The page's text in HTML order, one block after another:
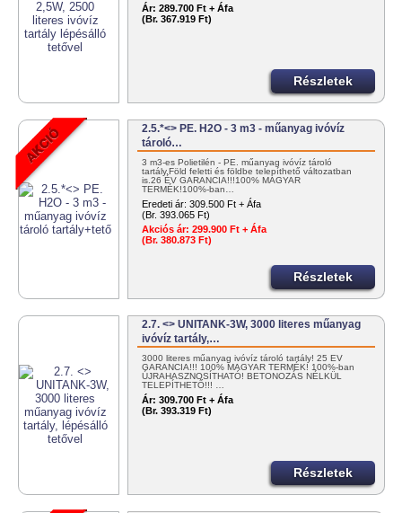
Ár: 289.700 Ft + Áfa
(Br. 367.919 Ft)
Részletek
2.5.*<> PE. H2O - 3 m3 - műanyag ivóvíz
tároló…
3 m3-es Polietilén - PE. műanyag ivóvíz tároló
tartály.Föld feletti és földbe telepíthető változatban
is.26 ÉV GARANCIA!!!100% MAGYAR
TERMÉK!100%-ban…
Eredeti ár: 309.500 Ft + Áfa
(Br. 393.065 Ft)
Akciós ár: 299.900 Ft + Áfa
(Br. 380.873 Ft)
Részletek
2.7. <> UNITANK-3W, 3000 literes műanyag
ivóvíz tartály,…
3000 literes műanyag ivóvíz tároló tartály! 25 ÉV
GARANCIA!!! 100% MAGYAR TERMÉK! 100%-ban
ÚJRAHASZNOSÍTHATÓ! BETONOZÁS NÉLKÜL
TELEPÍTHETŐ!!! …
Ár: 309.700 Ft + Áfa
(Br. 393.319 Ft)
Részletek